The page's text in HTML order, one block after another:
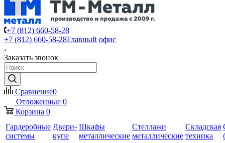
+7 (812) 660-58-28
+7 (812) 660-58-28Главный офис
Заказать звонок
Сравнение0
Отложенные 0
Корзина 0
Гардеробные
системы
Двери-
купе
Шкафы
металлические
Стеллажи
металлические
Складская
техника